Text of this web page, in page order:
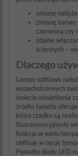
zmianę
zmianę barwy
czerwoną czy
zdalne
ściennych –
Dlaczego
Lampy sufitowe
wszechstronnych
świecie oświetlenia
źródło światła
które rzadko są
fluorescencyjnych;
funkcja w wielu
obfituje w opcje
Ponadto diody LED